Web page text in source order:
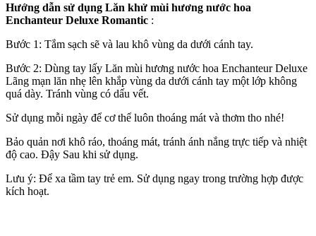
Hướng dẫn sử dụng Lăn khử mùi hương nước hoa
Enchanteur Deluxe Romantic :
Bước 1: Tắm sạch sẽ và lau khô vùng da dưới cánh tay.
Bước 2: Dùng tay lấy Lăn mùi hương nước hoa Enchanteur Deluxe
Lãng mạn lăn nhẹ lên khắp vùng da dưới cánh tay một lớp không
quá dày. Tránh vùng có dấu vết.
Sử dụng mỗi ngày để cơ thể luôn thoáng mát và thơm tho nhé!
Bảo quản nơi khô ráo, thoáng mát, tránh ánh nắng trực tiếp và nhiệt
độ cao. Đậy Sau khi sử dụng.
Lưu ý: Để xa tầm tay trẻ em. Sử dụng ngay trong trường hợp được
kích hoạt.